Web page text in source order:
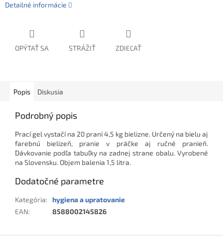
Detailné informácie
OPÝTAŤ SA STRÁŽIŤ ZDIEĽAŤ
Popis Diskusia
Podrobný popis
Prací gel vystačí na 20 praní 4,5 kg bielizne. Určený na bielu aj
farebnú bielizeň, pranie v práčke aj ručné pranieň.
Dávkovanie podľa tabuľky na zadnej strane obalu. Vyrobené
na Slovensku. Objem balenia 1,5 litra.
Dodatočné parametre
Kategória: hygiena a upratovanie
EAN: 8588002145826